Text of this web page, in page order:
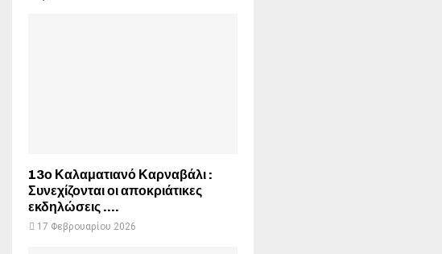
13ο Καλαματιανό Καρναβάλι :
Συνεχίζονται οι αποκριάτικες
εκδηλώσεις ….
17 Φεβρουαρίου 2026